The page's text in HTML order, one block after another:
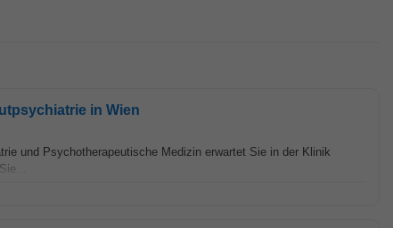
in Wien
und Psychotherapeutische Medizin erwartet Sie in der Klinik